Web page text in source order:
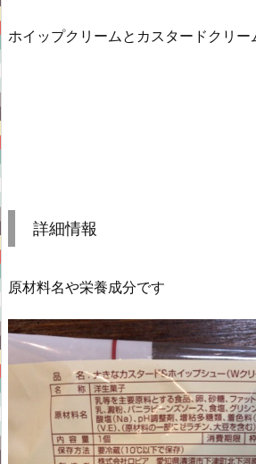
ホイップクリームとカスタードクリー
詳細情報
原材料名や栄養成分です